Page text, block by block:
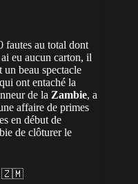
fautes au total dont
eu aucun carton, il
un beau spectacle
ont entaché la
de la Zambie, a
affaire de primes
en début de
de clôturer le
🇿🇲